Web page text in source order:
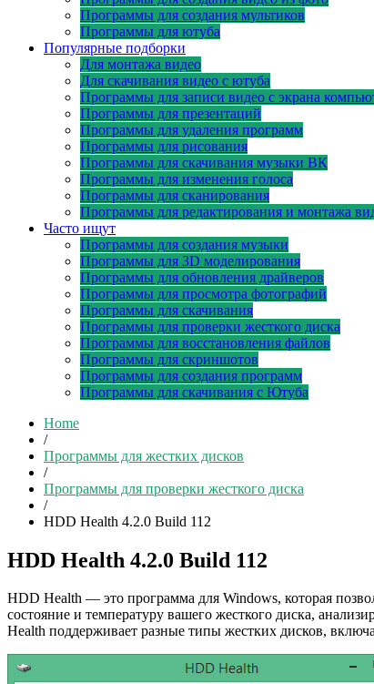
Программы для создания мультиков
Программы для ютуба
Популярные подборки
Для монтажа видео
Для скачивания видео с ютуба
Программы для записи видео с экрана
Программы для презентаций
Программы для удаления программ
Программы для рисования
Программы для скачивания музыки ВК
Программы для изменения голоса
Программы для сканирования
Программы для редактирования и монтажа
Часто ищут
Программы для создания музыки
Программы для 3D моделирования
Программы для обновления драйверов
Программы для просмотра фотографий
Программы для скачивания
Программы для проверки жесткого диска
Программы для восстановления файлов
Программы для скриншотов
Программы для создания программ
Программы для скачивания с Ютуба
Home
/
Программы для жестких дисков
/
Программы для проверки жесткого диска
/
HDD Health 4.2.0 Build 112
HDD Health 4.2.0 Build 112
HDD Health — это программа для Windows, которая
состояние и температуру вашего жесткого диска,
Health поддерживает разные типы жестких дисков,